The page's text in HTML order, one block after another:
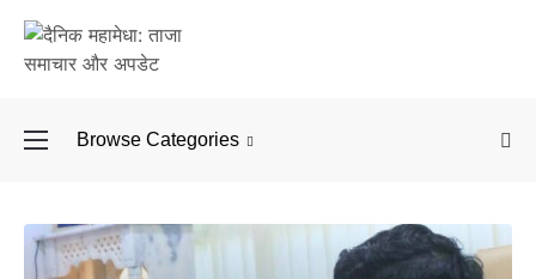
Browse Categories